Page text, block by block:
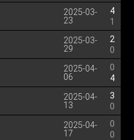
2025-03-
23
4
1
2025-03-
29
2
0
2025-04-
06
0
4
2025-04-
13
3
0
2025-04-
17
0
0